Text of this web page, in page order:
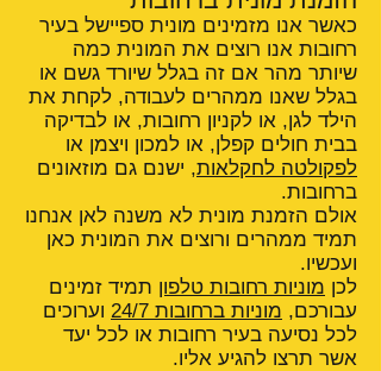
כאשר אנו מזמינים מונית ספיישל בעיר
רחובות אנו רוצים את המונית כמה
שיותר מהר אם זה בגלל שיורד גשם או
בגלל שאנו ממהרים לעבודה, לקחת את
הילד לגן, או לקניון רחובות, או לבדיקה
בבית חולים קפלן, או למכון ויצמן או
לפקולטה לחקלאות, ישנם גם מוזאונים
ברחובות.
אולם הזמנת מונית לא משנה לאן אנחנו
תמיד ממהרים ורוצים את המונית כאן
ועכשיו.
לכן מוניות רחובות טלפון תמיד זמינים
עבורכם, מוניות ברחובות 24/7
וערוכים
לכל נסיעה בעיר רחובות או לכל יעד
אשר תרצו להגיע אליו.